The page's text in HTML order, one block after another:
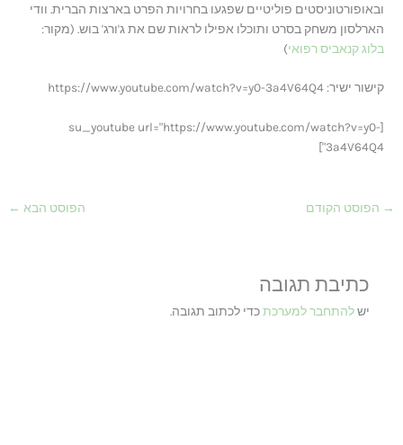
ובאופורטוניסטים פוליטיים שפגעו בחרויות הפרט בארצות הברית. וודי
הארלסון משחק בסרט ותוכלו אפילו לראות שם את ג'ורג' בוש. (מקור:
בלוג קנאביס רפואי)
קישור ישיר: https://www.youtube.com/watch?v=y0-3a4V64Q4
[su_youtube url="https://www.youtube.com/watch?v=y0-
3a4V64Q4"]
→ הפוסט הקודם הפוסט הבא ←
כתיבת תגובה
ישלהתחבר למערכתכדי לכתוב תגובה.